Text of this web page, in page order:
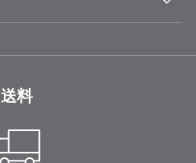
送料